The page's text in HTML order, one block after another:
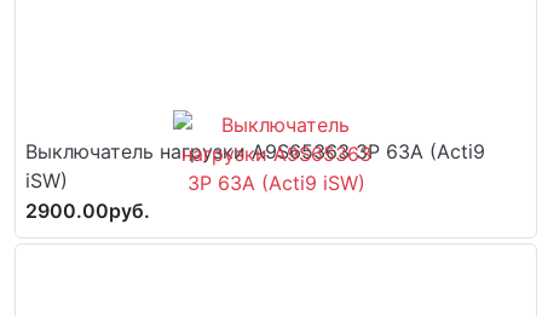
Выключатель нагрузки A9S65363 3P 63A (Acti9
iSW)
2900.00руб.